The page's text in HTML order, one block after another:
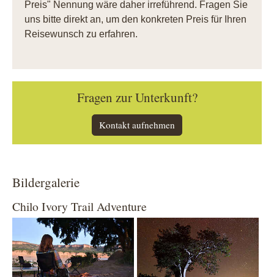
Preis" Nennung wäre daher irreführend. Fragen Sie
uns bitte direkt an, um den konkreten Preis für Ihren
Reisewunsch zu erfahren.
Fragen zur Unterkunft?
Kontakt aufnehmen
Bildergalerie
Chilo Ivory Trail Adventure
Show larger version Show larger version